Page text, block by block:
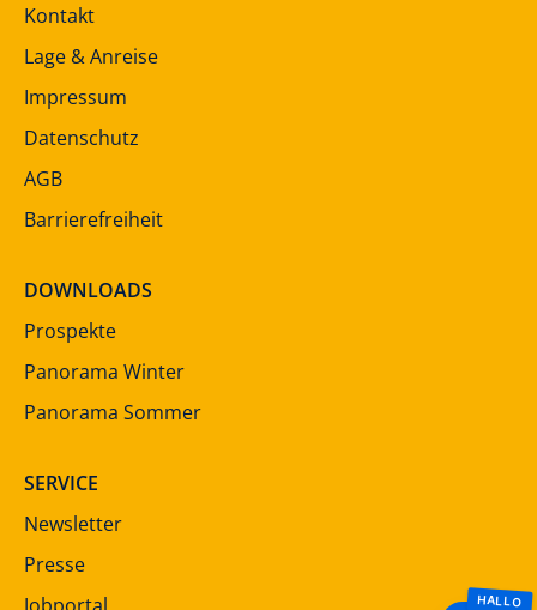
Kontakt
Lage & Anreise
Impressum
Datenschutz
AGB
Barrierefreiheit
DOWNLOADS
Prospekte
Panorama Winter
Panorama Sommer
SERVICE
Newsletter
Presse